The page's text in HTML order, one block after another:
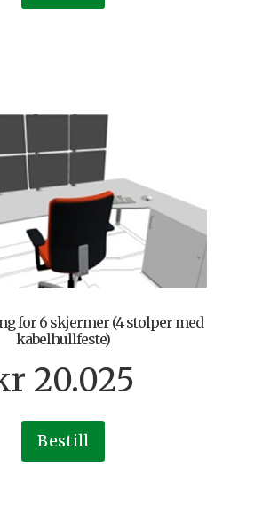
for 6 skjermer (4 stolper med
kabelhullfeste)
20.025
Bestill